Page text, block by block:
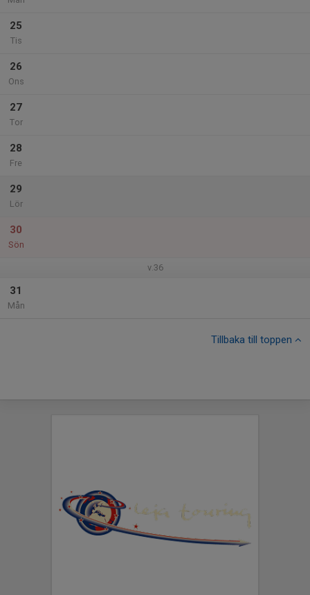
25
Tis
26
Ons
27
Tor
28
Fre
29
Lör
30
Sön
v.36
31
Mån
Tillbaka till toppen